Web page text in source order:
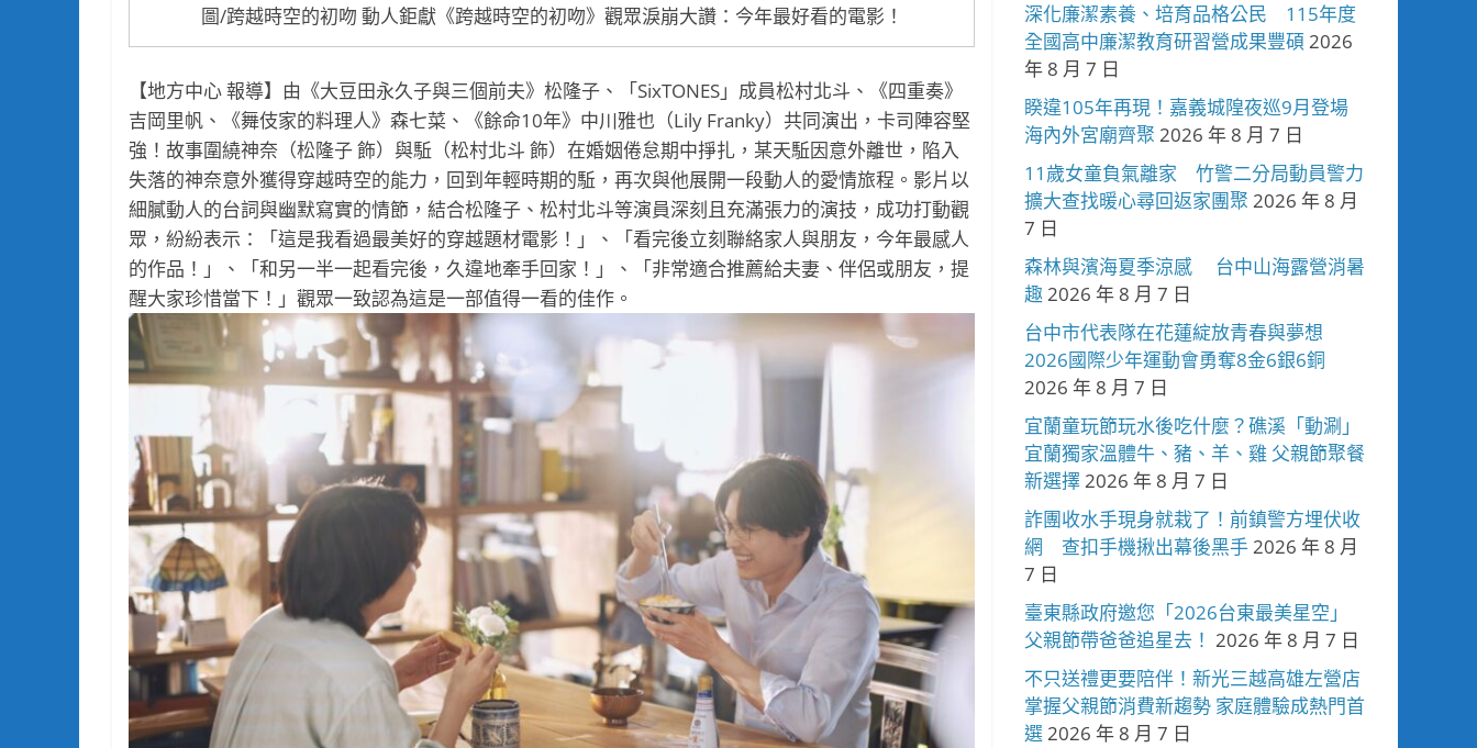
圖/跨越時空的初吻 動人鉅獻《跨越時空的初吻》觀眾淚崩大讚：今年最好看的電影！
【地方中心 報導】由《大豆田永久子與三個前夫》松隆子、「SixTONES」成員松村北斗、《四重奏》
吉岡里帆、《舞伎家的料理人》森七菜、《餘命10年》中川雅也（Lily Franky）共同演出，卡司陣容堅
強！故事圍繞神奈（松隆子 飾）與駈（松村北斗 飾）在婚姻倦怠期中掙扎，某天駈因意外離世，陷入
失落的神奈意外獲得穿越時空的能力，回到年輕時期的駈，再次與他展開一段動人的愛情旅程。影片以
細膩動人的台詞與幽默寫實的情節，結合松隆子、松村北斗等演員深刻且充滿張力的演技，成功打動觀
眾，紛紛表示：「這是我看過最美好的穿越題材電影！」、「看完後立刻聯絡家人與朋友，今年最感人
的作品！」、「和另一半一起看完後，久違地牽手回家！」、「非常適合推薦給夫妻、伴侶或朋友，提
醒大家珍惜當下！」觀眾一致認為這是一部值得一看的佳作。
深化廉潔素養、培育品格公民 115年度
全國高中廉潔教育研習營成果豐碩 2026
年 8 月 7 日
睽違105年再現！嘉義城隍夜巡9月登場
海內外宮廟齊聚 2026 年 8 月 7 日
11歲女童負氣離家 竹警二分局動員警力
擴大查找暖心尋回返家團聚 2026 年 8 月
7 日
森林與濱海夏季涼感 台中山海露營消暑
趣2026 年 8 月 7 日
台中市代表隊在花蓮綻放青春與夢想
2026國際少年運動會勇奪8金6銀6銅
2026 年 8 月 7 日
宜蘭童玩節玩水後吃什麼？礁溪「動涮」
宜蘭獨家溫體牛、豬、羊、雞 父親節聚餐
新選擇2026 年 8 月 7 日
詐團收水手現身就栽了！前鎮警方埋伏收
網 查扣手機揪出幕後黑手2026 年 8 月
7 日
臺東縣政府邀您「2026台東最美星空」
父親節帶爸爸追星去！ 2026 年 8 月 7 日
不只送禮更要陪伴！新光三越高雄左營店
掌握父親節消費新趨勢 家庭體驗成熱門首
選2026 年 8 月 7 日